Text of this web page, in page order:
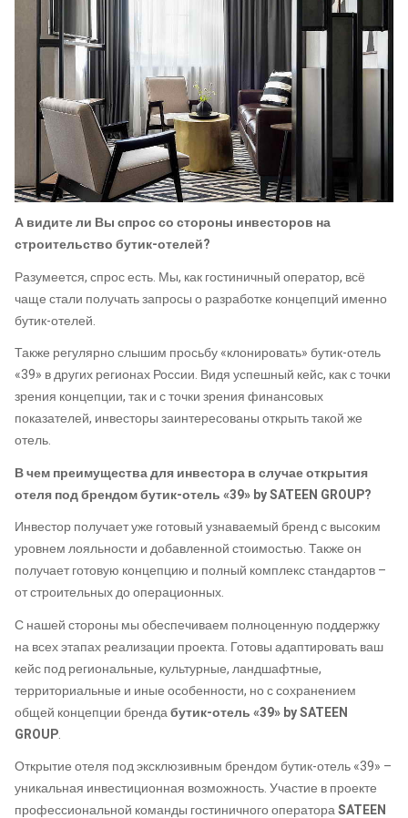
А видите ли Вы спрос со стороны инвесторов на
строительство бутик-отелей?
Разумеется, спрос есть. Мы, как гостиничный оператор, всё
чаще стали получать запросы о разработке концепций именно
бутик-отелей.
Также регулярно слышим просьбу «клонировать» бутик-отель
«39» в других регионах России. Видя успешный кейс, как с точки
зрения концепции, так и с точки зрения финансовых
показателей, инвесторы заинтересованы открыть такой же
отель.
В чем преимущества для инвестора в случае открытия
отеля под брендом бутик-отель «39» by SATEEN GROUP?
Инвестор получает уже готовый узнаваемый бренд с высоким
уровнем лояльности и добавленной стоимостью. Также он
получает готовую концепцию и полный комплекс стандартов –
от строительных до операционных.
С нашей стороны мы обеспечиваем полноценную поддержку
на всех этапах реализации проекта. Готовы адаптировать ваш
кейс под региональные, культурные, ландшафтные,
территориальные и иные особенности, но с сохранением
общей концепции брендабутик-отель «39» by SATEEN
GROUP.
Открытие отеля под эксклюзивным брендом бутик-отель «39» –
уникальная инвестиционная возможность. Участие в проекте
профессиональной команды гостиничного оператораSATEEN